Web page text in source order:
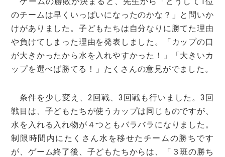
のチームは早くいっぱいになったのかな？」と問いか
けがありました。子どもたちは自分なりに勝てた理由
や負けてしまった理由を発表しました。「カップの口
が大きかったから水を入れやすかった！」「大きいカ
ップを選べば勝てる！」たくさんの意見がでました。
条件を少し変え、2回戦、3回戦も行いました。3回
戦目は、子どもたちが使うカップは同じものですが、
水を入れる入れ物が４つともバラバラになりました。
制限時間内にたくさん水を移せたチームの勝ちです
が、ゲーム終了後、子どもたちからは、「３班の勝ち